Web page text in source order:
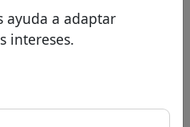
ayuda a adaptar
intereses.
Medio